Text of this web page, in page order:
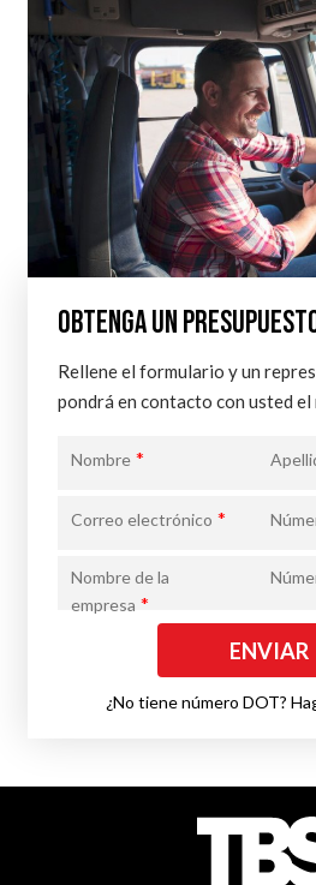
OBTENGA UN
Rellene el formulario y un
pondrá en contacto con usted el
Nombre *
Correo electrónico *
Nombre de la
empresa *
¿No tiene número DOT?